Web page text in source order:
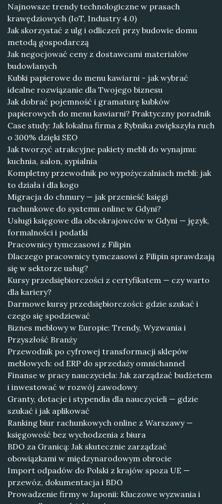
Najnowsze trendy technologiczne w prasach
krawędziowych (IoT, Industry 4.0)
Jak skorzystać z ulg i odliczeń przy budowie domu
metodą gospodarczą
Jak negocjować ceny z dostawcami materiałów
budowlanych
Kubki papierowe do menu kawiarni - jak wybrać
idealne rozwiązanie dla Twojego biznesu
Jak dobrać pojemność i gramaturę kubków
papierowych do menu kawiarni? Praktyczny poradnik
Case study: Jak lokalna firma z Rybnika zwiększyła ruch
o 300% dzięki SEO
Jak tworzyć atrakcyjne pakiety mebli do wynajmu:
kuchnia, salon, sypialnia
Kompletny przewodnik po wypożyczalniach mebli: jak
to działa i dla kogo
Migracja do chmury — jak przenieść księgi
rachunkowe do systemu online w Gdyni?
Usługi księgowe dla obcokrajowców w Gdyni — język,
formalności i podatki
Pracownicy tymczasowi z Filipin
Dlaczego pracownicy tymczasowi z Filipin sprawdzają
się w sektorze usług?
Kursy przedsiębiorczości z certyfikatem — czy warto
dla kariery?
Darmowe kursy przedsiębiorczości: gdzie szukać i
czego się spodziewać
Biznes meblowy w Europie: Trendy, Wyzwania i
Przyszłość Branży
Przewodnik po cyfrowej transformacji sklepów
meblowych: od ERP do sprzedaży omnichannel
Finanse w pracy nauczyciela: Jak zarządzać budżetem
i inwestować w rozwój zawodowy
Granty, dotacje i stypendia dla nauczycieli — gdzie
szukać i jak aplikować
Ranking biur rachunkowych online z Warszawy —
księgowość bez wychodzenia z biura
BDO za Granicą: Jak skutecznie zarządzać
obowiązkami w międzynarodowym obrocie
Import odpadów do Polski z krajów spoza UE —
przewóz, dokumentacja i BDO
Prowadzenie firmy w Japonii: Kluczowe wyzwania i